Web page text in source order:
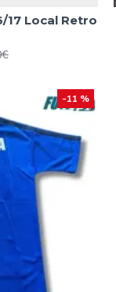
17 Local Retro
-11 %